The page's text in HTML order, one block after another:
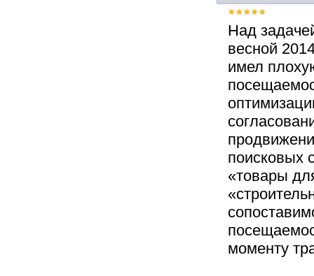
Над
весной
имел
поисковых
«товары
моменту